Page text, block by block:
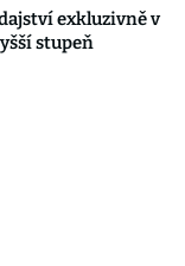
exkluzivně v
stupeň